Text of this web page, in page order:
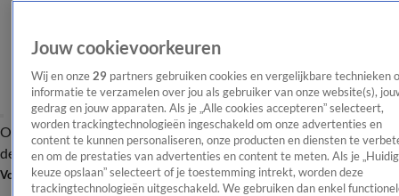
OverzichtAfleveringen Entertainment TV Algemeen
Tip
de redactieNieuwsbrief
Volg Shownieuws
Jouw cookievoorkeuren
Wij en onze 29 partners gebruiken cookies en vergelijkbare technieken
informatie te verzamelen over jou als gebruiker van onze website(s),
gedrag en jouw apparaten. Als je „Alle cookies accepteren” selecteert,
worden trackingtechnologieën ingeschakeld om onze advertenties en
content te kunnen personaliseren, onze producten en diensten te
en om de prestaties van advertenties en content te meten. Als je
keuze opslaan” selecteert of je toestemming intrekt, worden deze
trackingtechnologieën uitgeschakeld. We gebruiken dan enkel